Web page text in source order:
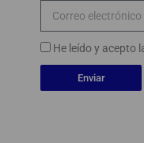
He leído y acepto
Enviar